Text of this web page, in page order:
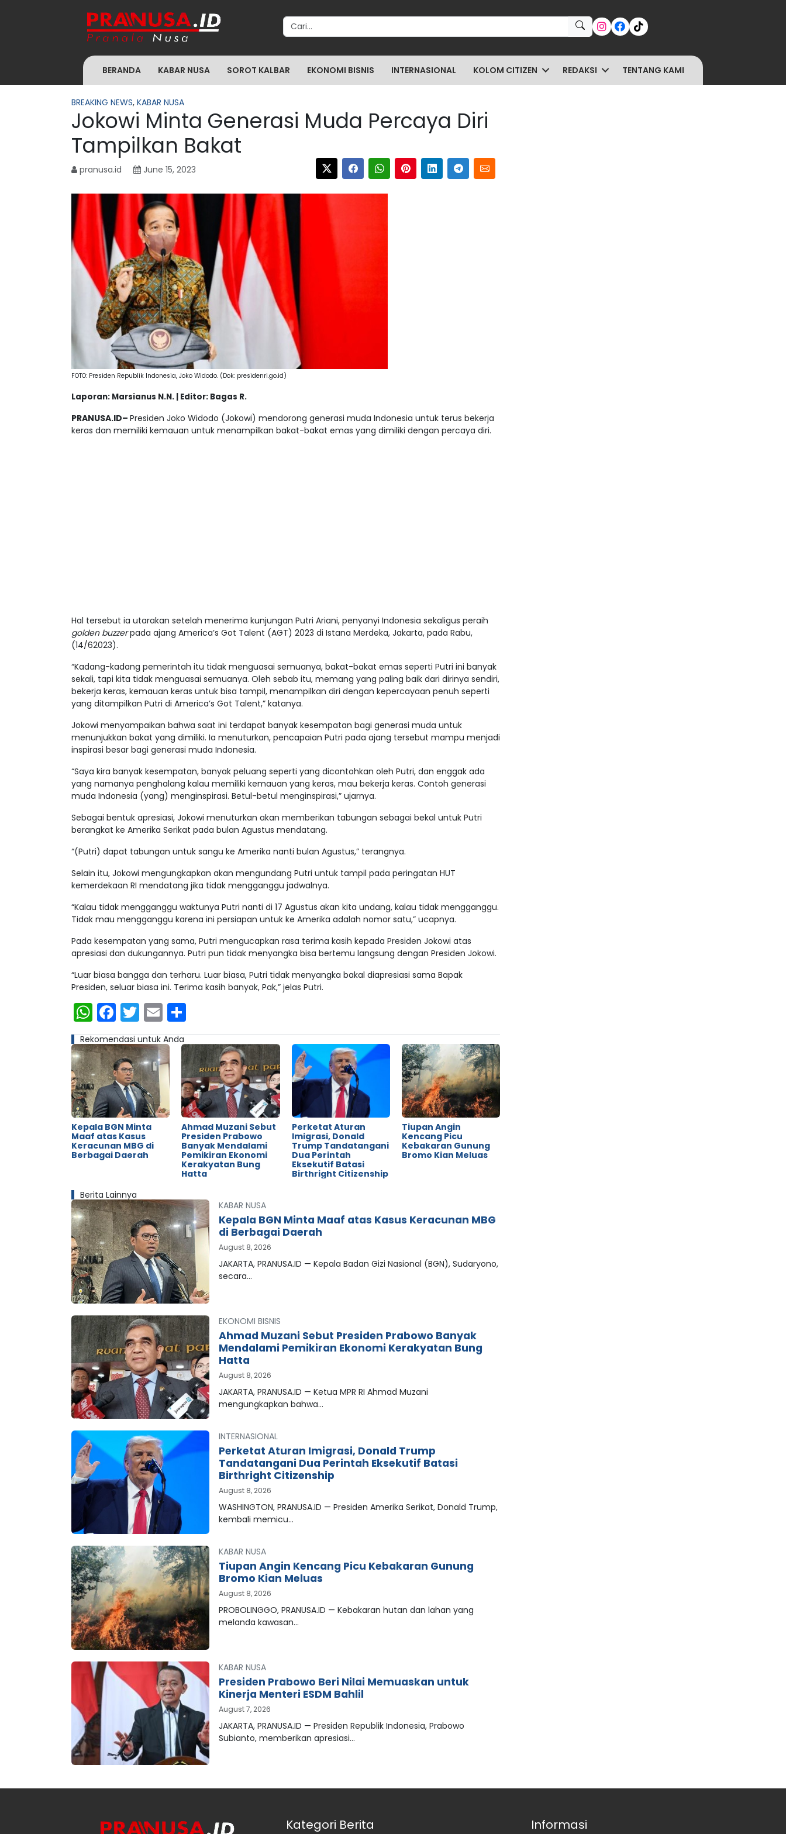
Search for:
BERANDA KABAR NUSA SOROT KALBAR EKONOMI BISNIS INTERNASIONAL KOLOM CITIZEN REDAKSI TENTANG KAMI
BREAKING NEWS, KABAR NUSA
Jokowi Minta Generasi Muda Percaya Diri
Tampilkan Bakat
pranusa.id June 15, 2023
FOTO: Presiden Republik Indonesia, Joko Widodo. (Dok: presidenri.go.id)
Laporan: Marsianus N.N. | Editor: Bagas R.
PRANUSA.ID– Presiden Joko Widodo (Jokowi) mendorong generasi muda Indonesia untuk terus bekerja
keras dan memiliki kemauan untuk menampilkan bakat-bakat emas yang dimiliki dengan percaya diri.
Hal tersebut ia utarakan setelah menerima kunjungan Putri Ariani, penyanyi Indonesia sekaligus peraih
golden buzzerpada ajang America’s Got Talent (AGT) 2023 di Istana Merdeka, Jakarta, pada Rabu,
(14/62023).
“Kadang-kadang pemerintah itu tidak menguasai semuanya, bakat-bakat emas seperti Putri ini banyak
sekali, tapi kita tidak menguasai semuanya. Oleh sebab itu, memang yang paling baik dari dirinya sendiri,
bekerja keras, kemauan keras untuk bisa tampil, menampilkan diri dengan kepercayaan penuh seperti
yang ditampilkan Putri di America’s Got Talent,” katanya.
Jokowi menyampaikan bahwa saat ini terdapat banyak kesempatan bagi generasi muda untuk
menunjukkan bakat yang dimiliki. Ia menuturkan, pencapaian Putri pada ajang tersebut mampu menjadi
inspirasi besar bagi generasi muda Indonesia.
“Saya kira banyak kesempatan, banyak peluang seperti yang dicontohkan oleh Putri, dan enggak ada
yang namanya penghalang kalau memiliki kemauan yang keras, mau bekerja keras. Contoh generasi
muda Indonesia (yang) menginspirasi. Betul-betul menginspirasi,” ujarnya.
Sebagai bentuk apresiasi, Jokowi menuturkan akan memberikan tabungan sebagai bekal untuk Putri
berangkat ke Amerika Serikat pada bulan Agustus mendatang.
“(Putri) dapat tabungan untuk sangu ke Amerika nanti bulan Agustus,” terangnya.
Selain itu, Jokowi mengungkapkan akan mengundang Putri untuk tampil pada peringatan HUT
kemerdekaan RI mendatang jika tidak mengganggu jadwalnya.
“Kalau tidak mengganggu waktunya Putri nanti di 17 Agustus akan kita undang, kalau tidak mengganggu.
Tidak mau mengganggu karena ini persiapan untuk ke Amerika adalah nomor satu,” ucapnya.
Pada kesempatan yang sama, Putri mengucapkan rasa terima kasih kepada Presiden Jokowi atas
apresiasi dan dukungannya. Putri pun tidak menyangka bisa bertemu langsung dengan Presiden Jokowi.
“Luar biasa bangga dan terharu. Luar biasa, Putri tidak menyangka bakal diapresiasi sama Bapak
Presiden, seluar biasa ini. Terima kasih banyak, Pak,” jelas Putri.
WhatsApp
Facebook
Twitter
Email
Rekomendasi untuk Anda
Kepala BGN Minta
Maaf atas Kasus
Keracunan MBG di
Berbagai Daerah
Ahmad Muzani Sebut
Presiden Prabowo
Banyak Mendalami
Pemikiran Ekonomi
Kerakyatan Bung
Hatta
Perketat Aturan
Imigrasi, Donald
Trump Tandatangani
Dua Perintah
Eksekutif Batasi
Birthright Citizenship
Tiupan Angin
Kencang Picu
Kebakaran Gunung
Bromo Kian Meluas
Berita Lainnya
KABAR NUSA
Kepala BGN Minta Maaf atas Kasus Keracunan MBG
di Berbagai Daerah
August 8, 2026
JAKARTA, PRANUSA.ID — Kepala Badan Gizi Nasional (BGN), Sudaryono,
secara…
EKONOMI BISNIS
Ahmad Muzani Sebut Presiden Prabowo Banyak
Mendalami Pemikiran Ekonomi Kerakyatan Bung
Hatta
August 8, 2026
JAKARTA, PRANUSA.ID — Ketua MPR RI Ahmad Muzani
mengungkapkan bahwa…
INTERNASIONAL
Perketat Aturan Imigrasi, Donald Trump
Tandatangani Dua Perintah Eksekutif Batasi
Birthright Citizenship
August 8, 2026
WASHINGTON, PRANUSA.ID — Presiden Amerika Serikat, Donald Trump,
kembali memicu…
KABAR NUSA
Tiupan Angin Kencang Picu Kebakaran Gunung
Bromo Kian Meluas
August 8, 2026
PROBOLINGGO, PRANUSA.ID — Kebakaran hutan dan lahan yang
melanda kawasan…
KABAR NUSA
Presiden Prabowo Beri Nilai Memuaskan untuk
Kinerja Menteri ESDM Bahlil
August 7, 2026
JAKARTA, PRANUSA.ID — Presiden Republik Indonesia, Prabowo
Subianto, memberikan apresiasi…
Kategori Berita Informasi